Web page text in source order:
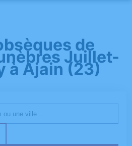
de
Juillet-
à Ajain (23)